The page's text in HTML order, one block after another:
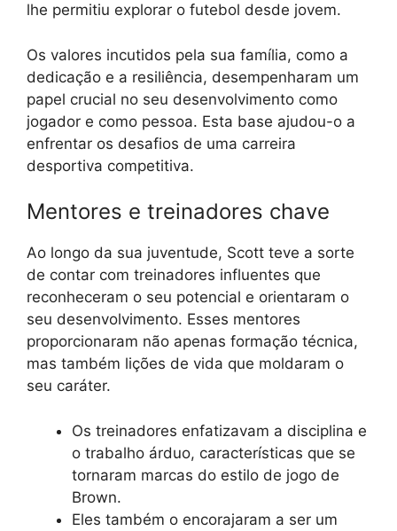
lhe permitiu explorar o futebol desde jovem.
Os valores incutidos pela sua família, como a
dedicação e a resiliência, desempenharam um
papel crucial no seu desenvolvimento como
jogador e como pessoa. Esta base ajudou-o a
enfrentar os desafios de uma carreira
desportiva competitiva.
Mentores e treinadores chave
Ao longo da sua juventude, Scott teve a sorte
de contar com treinadores influentes que
reconheceram o seu potencial e orientaram o
seu desenvolvimento. Esses mentores
proporcionaram não apenas formação técnica,
mas também lições de vida que moldaram o
seu caráter.
Os treinadores enfatizavam a disciplina e
o trabalho árduo, características que se
tornaram marcas do estilo de jogo de
Brown.
Eles também o encorajaram a ser um